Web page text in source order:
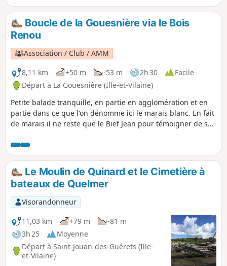
Boucle de la Gouesnière via le Bois
Renou
Association / Club / AMM
8,11 km
+50 m -53 m 2h 30
Facile
Départ à La Gouesnière (Ille-et-Vilaine)
Petite balade tranquille, en partie en agglomération et en
partie dans ce que l'on dénomme ici le marais blanc. En fait
de marais il ne reste que le Bief Jean pour témoigner de son
GRP® Tour du Pays Malouin.
Le Moulin de Quinard et le Cimetière à
bateaux de Quelmer
Visorandonneur
11,03 km
+79 m
-81 m
3h 25
Moyenne
Départ à Saint-Jouan-des-Guérets (Ille-
et-Vilaine)